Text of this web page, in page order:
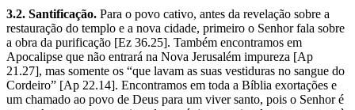
3.2. Santificação. Para o povo cativo, antes da revelação sobre a
restauração do templo e a nova cidade, primeiro o Senhor fala sobre
a obra da purificação [Ez 36.25]. Também encontramos em
Apocalipse que não entrará na Nova Jerusalém impureza [Ap
21.27], mas somente os “que lavam as suas vestiduras no sangue do
Cordeiro” [Ap 22.14]. Encontramos em toda a Bíblia exortações e
um chamado ao povo de Deus para um viver santo, pois o Senhor é